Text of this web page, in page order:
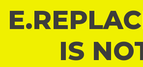
IS